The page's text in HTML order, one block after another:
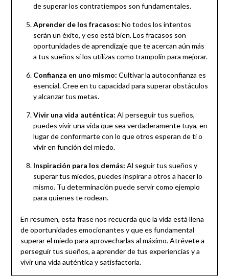
de superar los contratiempos son fundamentales.
Aprender de los fracasos: No todos los intentos
serán un éxito, y eso está bien. Los fracasos son
oportunidades de aprendizaje que te acercan aún más
a tus sueños si los utilizas como trampolín para mejorar.
Confianza en uno mismo: Cultivar la autoconfianza es
esencial. Cree en tu capacidad para superar obstáculos
y alcanzar tus metas.
Vivir una vida auténtica: Al perseguir tus sueños,
puedes vivir una vida que sea verdaderamente tuya, en
lugar de conformarte con lo que otros esperan de ti o
vivir en función del miedo.
Inspiración para los demás: Al seguir tus sueños y
superar tus miedos, puedes inspirar a otros a hacer lo
mismo. Tu determinación puede servir como ejemplo
para quienes te rodean.
En resumen, esta frase nos recuerda que la vida está llena
de oportunidades emocionantes y que es fundamental
superar el miedo para aprovecharlas al máximo. Atrévete a
perseguir tus sueños, a aprender de tus experiencias y a
vivir una vida auténtica y satisfactoria.